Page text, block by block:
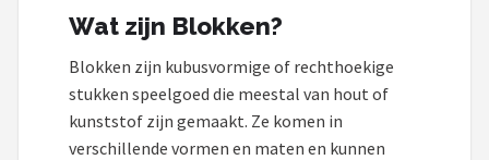
Done by Deer
Funnies.
Alle merken →
Wat zijn Blokken?
Blokken zijn kubusvormige of rechthoekige
stukken speelgoed die meestal van hout of
kunststof zijn gemaakt. Ze komen in
verschillende vormen en maten en kunnen